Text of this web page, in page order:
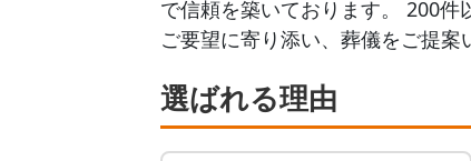
で信頼を築いております。 200
ご要望に寄り添い、葬儀をご提案
選ばれる理由